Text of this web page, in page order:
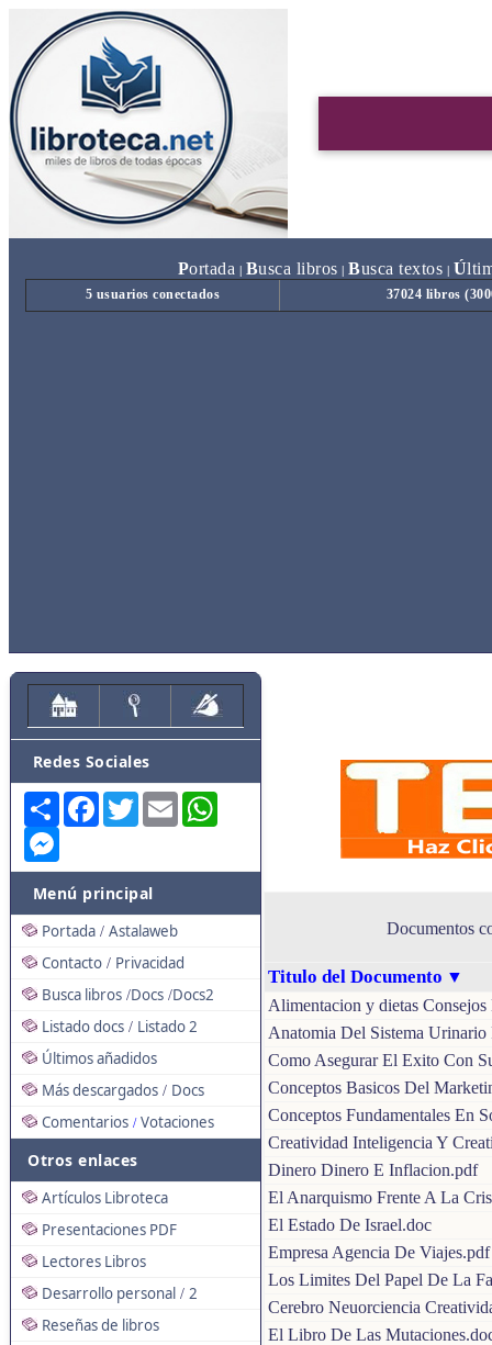
Portada Busca libros Busca textos Ú
5 usuarios conectados 37024 libros
Redes Sociales
Share FacebookTwitterEmail
Menú principal
Portada / Astalaweb
Contacto / Privacidad
Busca libros /Docs /Docs2
Listado docs / Listado 2
Últimos añadidos
Más descargados / Docs
Comentarios / Votaciones
Otros enlaces
Artículos Libroteca
Presentaciones PDF
Lectores Libros
Desarrollo personal / 2
Reseñas de libros
Documentos
Titulo del Documento ▼
Alimentacion y dietas
Anatomia Del Sistema Urinario
Como Asegurar El Exito Con
Conceptos Basicos Del
Conceptos Fundamentales En
Creatividad Inteligencia Y
Dinero Dinero E Inflacion.pdf
El Anarquismo Frente A La
El Estado De Israel.doc
Empresa Agencia De Viajes.pdf
Los Limites Del Papel De La
Cerebro Neuorciencia
El Libro De Las